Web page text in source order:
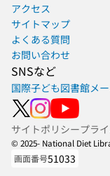
アクセス
サイトマップ
よくある質問
お問い合わせ
SNSなど
国際子ども図書館メ
サイトポリシープラ
© 2025- National Diet
画面番号51033